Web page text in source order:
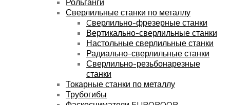
Сверлильные станки по металлу
Cверлильно-фрезерные станки
Вертикально-сверлильные станки
Настольные сверлильные станки
Радиально-сверлильные станки
Сверлильно-резьбонарезные
станки
Токарные станки по металлу
Трубогибы